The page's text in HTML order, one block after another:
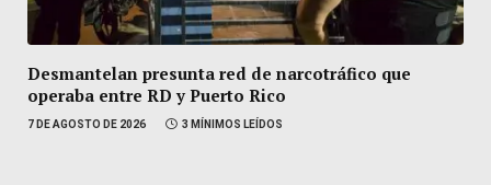
Desmantelan presunta red de narcotráfico que
operaba entre RD y Puerto Rico
7 DE AGOSTO DE 2026 3 MÍNIMOS LEÍDOS